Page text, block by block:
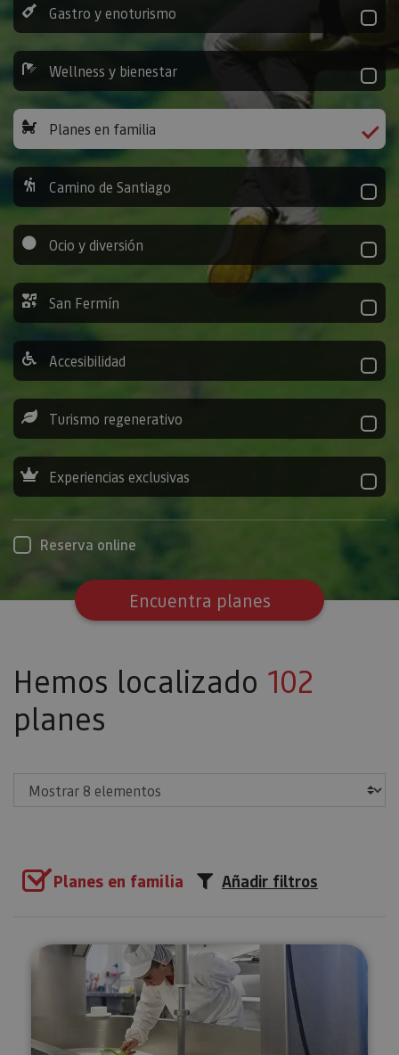
Gastro y enoturismo
Wellness y bienestar
Planes en familia
Camino de Santiago
Ocio y diversión
San Fermín
Accesibilidad
Turismo regenerativo
Experiencias exclusivas
Reserva online
Encuentra planes
Hemos localizado 102
planes
Planes en familia Añadir filtros
Visita guiada a la Quesería